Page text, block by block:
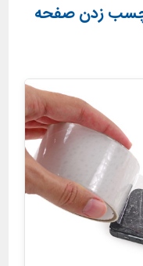
چسب زدن صفحه